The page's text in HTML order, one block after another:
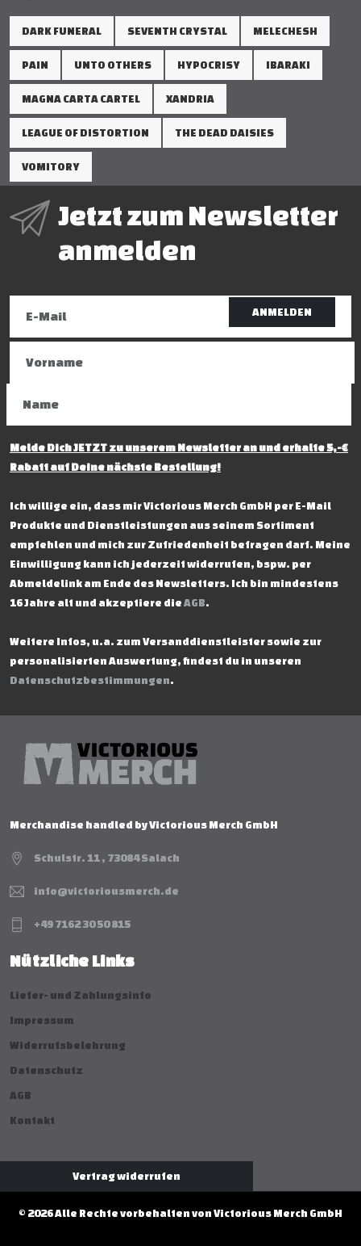
DARK FUNERAL SEVENTH CRYSTAL MELECHESH
PAIN UNTO OTHERS HYPOCRISY IBARAKI
MAGNA CARTA CARTEL XANDRIA
LEAGUE OF DISTORTION THE DEAD DAISIES
VOMITORY
Jetzt zum Newsletter
anmelden
ANMELDEN
Melde Dich JETZT zu unserem Newsletter an und erhalte 5,-€
Rabatt auf Deine nächste Bestellung!
Ich willige ein, dass mir Victorious Merch GmbH per E-Mail
Produkte und Dienstleistungen aus seinem Sortiment
empfehlen und mich zur Zufriedenheit befragen darf. Meine
Einwilligung kann ich jederzeit widerrufen, bspw. per
Abmeldelink am Ende des Newsletters. Ich bin mindestens
16 Jahre alt und akzeptiere die AGB.
Weitere Infos, u.a. zum Versanddienstleister sowie zur
personalisierten Auswertung, findest du in unseren
Datenschutzbestimmungen.
Merchandise handled by Victorious Merch GmbH
Schulstr. 11 , 73084 Salach
info@victoriousmerch.de
+49 7162 30 50 815
Nützliche Links
Liefer- und Zahlungsinfo
Impressum
Widerrufsbelehrung
Datenschutz
AGB
Kontakt
Vertrag widerrufen
© 2026 Alle Rechte vorbehalten von Victorious Merch GmbH